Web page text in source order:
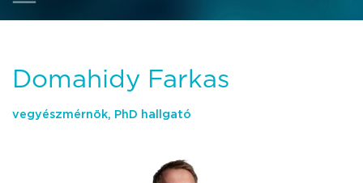
Domahidy Farkas
vegyészmérnök, PhD hallgató